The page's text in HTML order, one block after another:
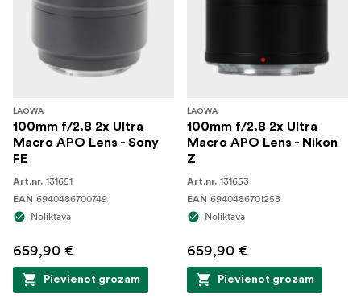
LAOWA
100mm f/2.8 2x Ultra
Macro APO Lens - Sony
FE
Art.nr. 131651
EAN 6940486700749
Noliktavā
659,90 €
Pievienot grozam
LAOWA
100mm f/2.8 2x Ultra
Macro APO Lens - Nikon
Z
Art.nr. 131653
EAN 6940486701258
Noliktavā
659,90 €
Pievienot grozam